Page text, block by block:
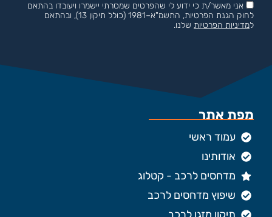
אני מאשר/ת כי ידוע לי שהפרטים שמסרתי יישמרו ויעובדו בהתאם
לחוק הגנת הפרטיות, התשמ"א–1981 (כולל תיקון 13), ובהתאם
למדיניות הפרטיות שלנו.
מפת אתר
עמוד ראשי
אודותינו
מדחסים לרכב - קטלוג
שיפוץ מדחסים לרכב